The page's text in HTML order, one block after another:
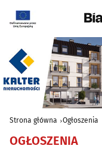
Strona główna Ogłoszenia
OGŁOSZENIA